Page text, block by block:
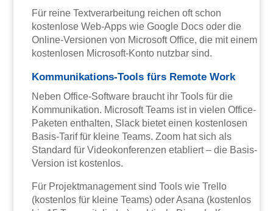
Für reine Textverarbeitung reichen oft schon
kostenlose Web-Apps wie Google Docs oder die
Online-Versionen von Microsoft Office, die mit einem
kostenlosen Microsoft-Konto nutzbar sind.
Kommunikations-Tools fürs Remote Work
Neben Office-Software braucht ihr Tools für die
Kommunikation. Microsoft Teams ist in vielen Office-
Paketen enthalten, Slack bietet einen kostenlosen
Basis-Tarif für kleine Teams. Zoom hat sich als
Standard für Videokonferenzen etabliert – die Basis-
Version ist kostenlos.
Für Projektmanagement sind Tools wie Trello
(kostenlos für kleine Teams) oder Asana (kostenlos